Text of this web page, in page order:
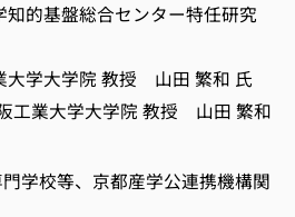
基盤総合センター特任研究
院 教授 山田 繁和 氏
業大学大学院 教授 山田 繁和
校等、京都産学公連携機構関